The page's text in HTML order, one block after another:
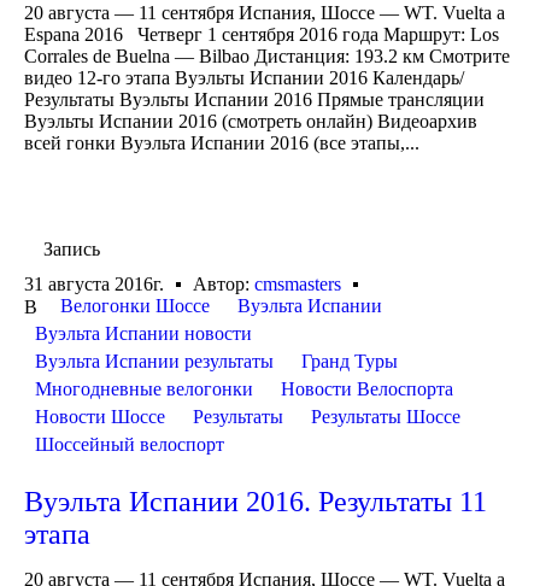
20 августа — 11 сентября Испания, Шоссе — WT. Vuelta a
Espana 2016 Четверг 1 сентября 2016 года Маршрут: Los
Corrales de Buelna — Bilbao Дистанция: 193.2 км Смотрите
видео 12-го этапа Вуэльты Испании 2016 Календарь/
Результаты Вуэльты Испании 2016 Прямые трансляции
Вуэльты Испании 2016 (смотреть онлайн) Видеоархив
всей гонки Вуэльта Испании 2016 (все этапы,...
Запись
31 августа 2016г.
Автор: cmsmasters
В
Велогонки Шоссе
Вуэльта Испании
Вуэльта Испании новости
Вуэльта Испании результаты
Гранд Туры
Многодневные велогонки
Новости Велоспорта
Новости Шоссе
Результаты
Результаты Шоссе
Шоссейный велоспорт
Вуэльта Испании 2016. Результаты 11
этапа
20 августа — 11 сентября Испания, Шоссе — WT. Vuelta a